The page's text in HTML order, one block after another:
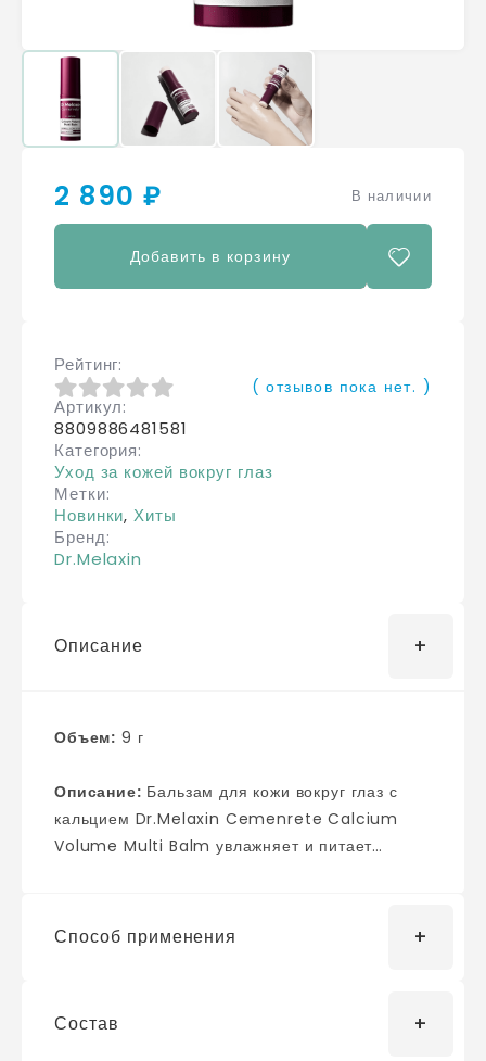
2 890 ₽ В наличии
Добавить в корзину
Рейтинг
0из 5
( отзывов пока нет. )
Артикул
8809886481581
Категория
Уход за кожей вокруг глаз
Метки
Новинки,Хиты
Бренд
Dr.Melaxin
Описание
Объем: 9 г
Описание:
кальцием Dr.Melaxin Cemenrete Calcium
Volume Multi Balm увлажняет и питает
разглаживает морщины под, делает взгляд
помогает коллагену лучше усвоится в коже,
Способ применения
Нанести стик на очищенную сухую кожу вокруг
Состав